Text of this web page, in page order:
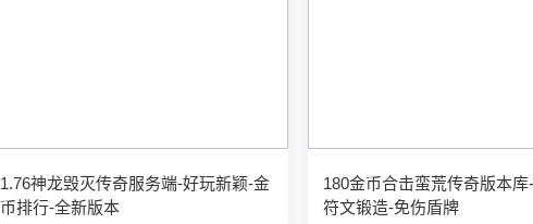
1.76神龙毁灭传奇服务端-好玩新颖-金
币排行-全新版本
180金币合击蛮荒传奇版本
符文锻造-免伤盾牌